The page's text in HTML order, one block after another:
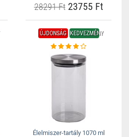
28291 Ft23755 Ft
ÚJDONSÁG KEDVEZMÉNY
Élelmiszer-tartály 1070 ml